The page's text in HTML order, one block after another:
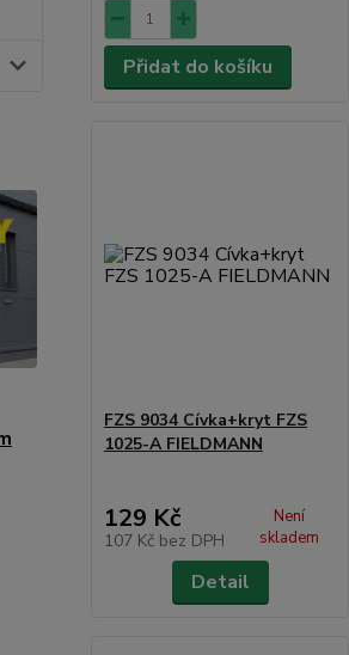
Přidat do košíku
FZS 9034 Cívka+kryt FZS
1025-A FIELDMANN
129 Kč
107 Kč bez DPH
Není
skladem
Detail